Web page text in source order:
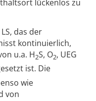
lückenlos zu
das der
kontinuierlich,
u.a. H2S, O2, UEG
ist. Die
wie
von